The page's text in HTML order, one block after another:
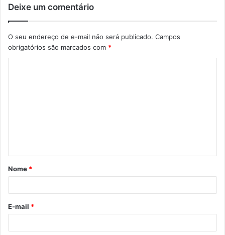
Deixe um comentário
O seu endereço de e-mail não será publicado. Campos
obrigatórios são marcados com *
á
r
*
Nome *
E-mail *